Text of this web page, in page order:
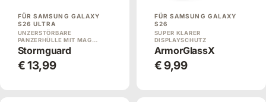
FÜR SAMSUNG GALAXY
S26 ULTRA
UNZERSTÖRBARE
PANZERHÜLLE MIT MAG…
Stormguard
€ 13,99
FÜR SAMSUNG GALAXY
S26
SUPER KLARER
DISPLAYSCHUTZ
ArmorGlassX
€ 9,99